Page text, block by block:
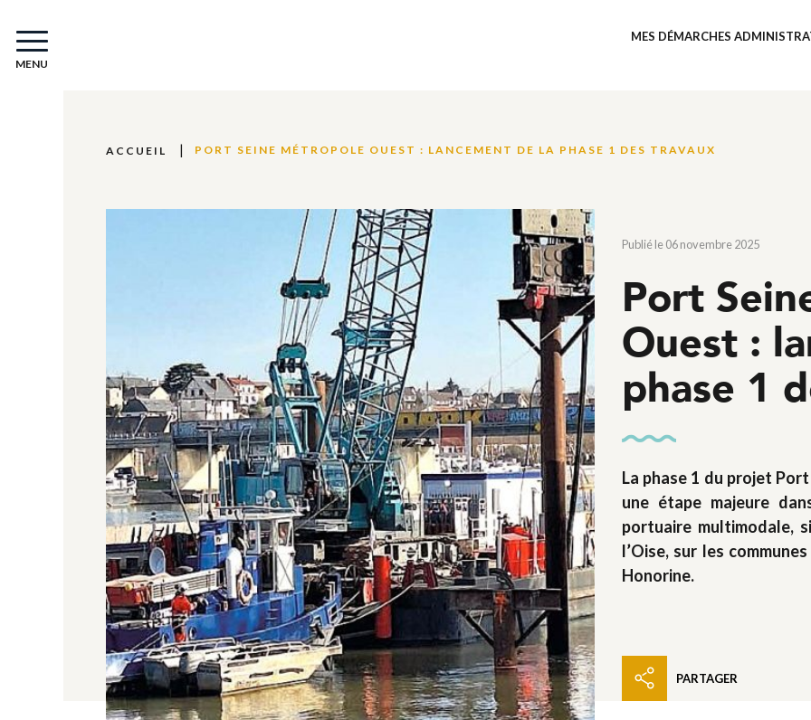
MENU
MES DÉMARCHES
ACCUEIL PORT SEINE MÉTROPOLE OUEST : LANCEMENT DE LA PHASE 1 DES TRAVAUX
Publié le 06 novembre 2025
Port
Ouest :
phase 1
La phase 1 du projet
une étape majeure
portuaire multimodale,
l’Oise, sur les
Honorine.
PARTAGER